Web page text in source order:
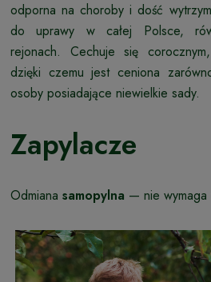
odporna na choroby i dość
do uprawy w całej Polsce,
rejonach. Cechuje się
dzięki czemu jest ceniona
osoby posiadające niewielkie sady.
Zapylacze
Odmiana samopylna — nie wymaga